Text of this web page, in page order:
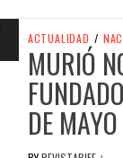
ACTUALIDAD /
MURIÓ
DE MAYO